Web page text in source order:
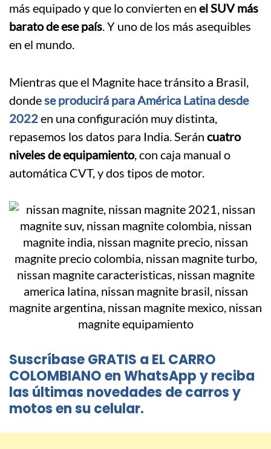
más equipado y que lo convierten en el SUV más
barato de ese país. Y uno de los más asequibles
en el mundo.
Mientras que el Magnite hace tránsito a Brasil,
dondese producirá para América Latina desde
2022en una configuración muy distinta,
repasemos los datos para India. Serán cuatro
niveles de equipamiento, con caja manual o
automática CVT, y dos tipos de motor.
Suscríbase GRATIS a EL CARRO
COLOMBIANO en WhatsApp y reciba
las últimas novedades de carros y
motos en su celular.